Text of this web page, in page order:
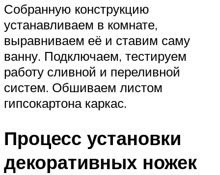
Собранную конструкцию
устанавливаем в комнате,
выравниваем её и ставим саму
ванну. Подключаем, тестируем
работу сливной и переливной
систем. Обшиваем листом
гипсокартона каркас.
Процесс установки
декоративных ножек